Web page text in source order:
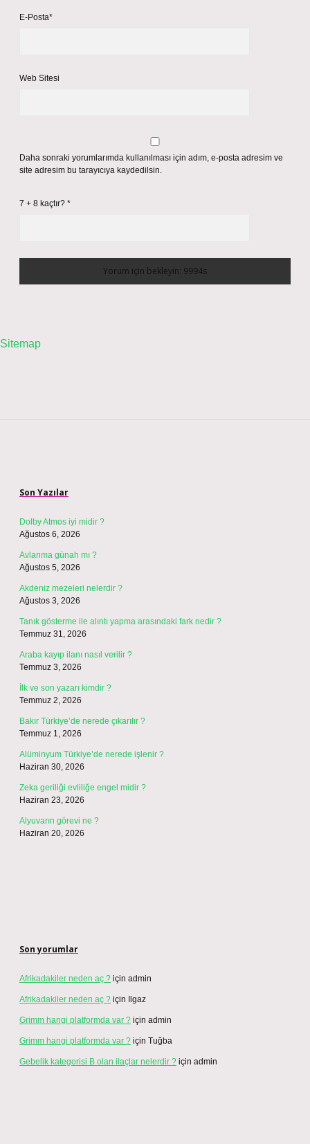
E-Posta*
Web Sitesi
Daha sonraki yorumlarımda kullanılması için adım, e-posta adresim ve
site adresim bu tarayıcıya kaydedilsin.
7 + 8 kaçtır? *
Sitemap
Son Yazılar
Dolby Atmos iyi midir ?
Ağustos 6, 2026
Avlanma günah mı ?
Ağustos 5, 2026
Akdeniz mezeleri nelerdir ?
Ağustos 3, 2026
Tanık gösterme ile alıntı yapma arasındaki fark nedir ?
Temmuz 31, 2026
Araba kayıp ilanı nasıl verilir ?
Temmuz 3, 2026
İlk ve son yazarı kimdir ?
Temmuz 2, 2026
Bakır Türkiye’de nerede çıkarılır ?
Temmuz 1, 2026
Alüminyum Türkiye’de nerede işlenir ?
Haziran 30, 2026
Zeka geriliği evliliğe engel midir ?
Haziran 23, 2026
Alyuvarın görevi ne ?
Haziran 20, 2026
Son yorumlar
Afrikadakiler neden aç ? için admin
Afrikadakiler neden aç ? için Ilgaz
Grimm hangi platformda var ? için admin
Grimm hangi platformda var ? için Tuğba
Gebelik kategorisi B olan ilaçlar nelerdir ? için admin